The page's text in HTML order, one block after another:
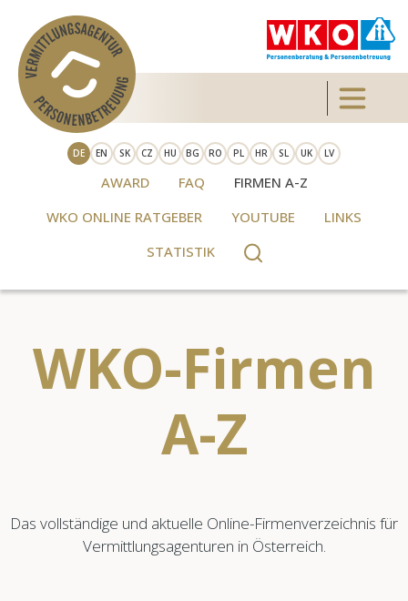
Direkt zum Inhalt Toggle
DE EN SK CZ HU BG RO PL HR SL UK LV
AWARD FAQ
FIRMEN A-Z
WKO ONLINE RATGEBER
YOUTUBE
LINKS
STATISTIK
WKO-Firmen
A-Z
Das vollständige und aktuelle Online-Firmenverzeichnis für
Vermittlungsagenturen in Österreich.